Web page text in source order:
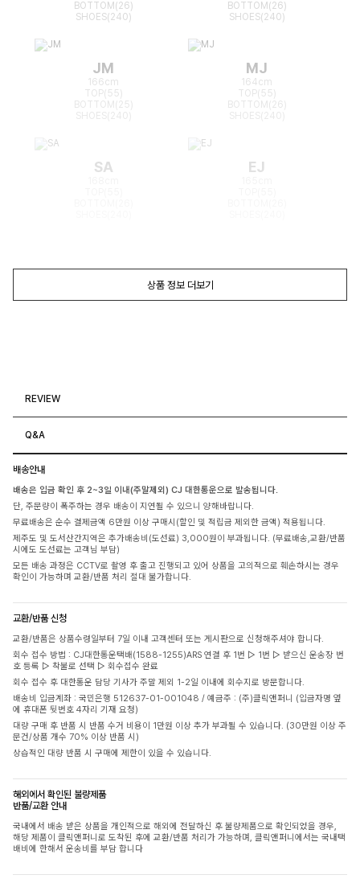
BOTTOM(26)
SHOES(240)
BOTTOM(26)
SHOES(240)
JM
166cm
TOP(55)
BOTTOM(25)
MJ
164cm
TOP(55)
BOTTOM(26)
SA EJ
상품 정보 더보기
REVIEW
Q&A
배송안내
배송은 입금 확인 후 2~3일 이내(주말제외) CJ 대한통운으로 발송됩니다.
단, 주문량이 폭주하는 경우 배송이 지연될 수 있으니 양해바랍니다.
무료배송은 순수 결제금액 6만원 이상 구매시(할인 및 적립금 제외한 금액) 적용됩니다.
제주도 및 도서산간지역은 추가배송비(도선료) 3,000원이 부과됩니다. (무료배송,교환/반품
시에도 도선료는 고객님 부담)
모든 배송 과정은 CCTV로 촬영 후 출고 진행되고 있어 상품을 고의적으로 훼손하시는 경우
확인이 가능하며 교환/반품 처리 절대 불가합니다.
교환/반품 신청
교환/반품은 상품수령일부터 7일 이내 고객센터 또는 게시판으로 신청해주셔야 합니다.
회수 접수 방법 : CJ대한통운택배(1588-1255)ARS 연결 후 1번 ▷ 1번 ▷ 받으신 운송장 번
호 등록 ▷ 착불로 선택 ▷ 회수접수 완료
회수 접수 후 대한통운 담당 기사가 주말 제외 1-2일 이내에 회수지로 방문합니다.
배송비 입금계좌 : 국민은행 512637-01-001048 / 예금주 : (주)클릭앤퍼니 (입금자명 옆
에 휴대폰 뒷번호 4자리 기재 요청)
대량 구매 후 반품 시 반품 수거 비용이 1만원 이상 추가 부과될 수 있습니다. (30만원 이상 주
문건/상품 개수 70% 이상 반품 시)
상습적인 대량 반품 시 구매에 제한이 있을 수 있습니다.
해외에서 확인된 불량제품
반품/교환 안내
국내에서 배송 받은 상품을 개인적으로 해외에 전달하신 후 불량제품으로 확인되었을 경우,
해당 제품이 클릭앤퍼니로 도착된 후에 교환/반품 처리가 가능하며, 클릭앤퍼니에서는 국내택
배비에 한해서 운송비를 부담 합니다